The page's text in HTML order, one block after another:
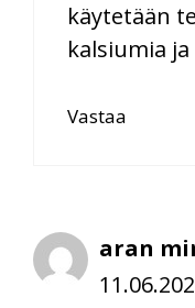
käytetään
kalsiumia
Vastaa
aran